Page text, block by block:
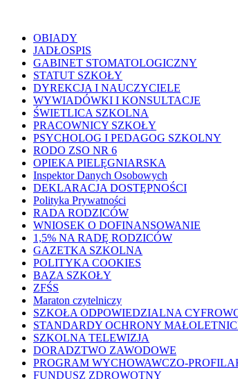
OBIADY
JADŁOSPIS
GABINET STOMATOLOGICZNY
STATUT SZKOŁY
DYREKCJA I NAUCZYCIELE
WYWIADÓWKI I KONSULTACJE
ŚWIETLICA SZKOLNA
PRACOWNICY SZKOŁY
PSYCHOLOG I PEDAGOG SZKOLNY
RODO ZSO NR 6
OPIEKA PIELĘGNIARSKA
Inspektor Danych Osobowych
DEKLARACJA DOSTĘPNOŚCI
Polityka Prywatności
RADA RODZICÓW
WNIOSEK O DOFINANSOWANIE
1,5% NA RADĘ RODZICÓW
GAZETKA SZKOLNA
POLITYKA COOKIES
BAZA SZKOŁY
ZFŚS
Maraton czytelniczy
SZKOŁA ODPOWIEDZIALNA
STANDARDY OCHRONY
SZKOLNA TELEWIZJA
DORADZTWO ZAWODOWE
PROGRAM WYCHOWAWCZO-
FUNDUSZ ZDROWOTNY